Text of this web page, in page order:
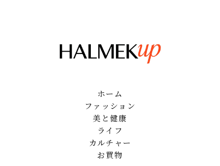
ホーム
ファッション
美と健康
ライフ
カルチャー
お買物